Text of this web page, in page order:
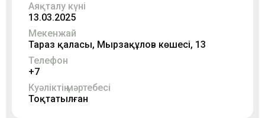
Аяқталу күні
13.03.2025
Мекенжай
Тараз қаласы, Мырзақұлов көшесі, 13
Телефон
+7
Куәліктің мәртебесі
Тоқтатылған